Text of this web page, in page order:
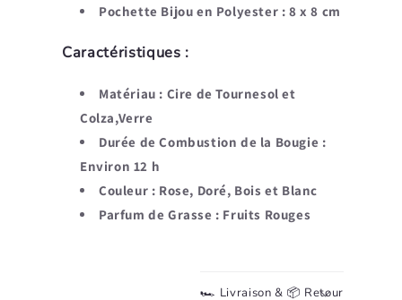
Pochette Bijou en Polyester : 8 x 8 cm
Caractéristiques :
Matériau : Cire de Tournesol et
Colza,Verre
Durée de Combustion de la Bougie :
Environ 12 h
Couleur : Rose, Doré, Bois et Blanc
Parfum de Grasse : Fruits Rouges
🏎️ Livraison & 📦 Retour